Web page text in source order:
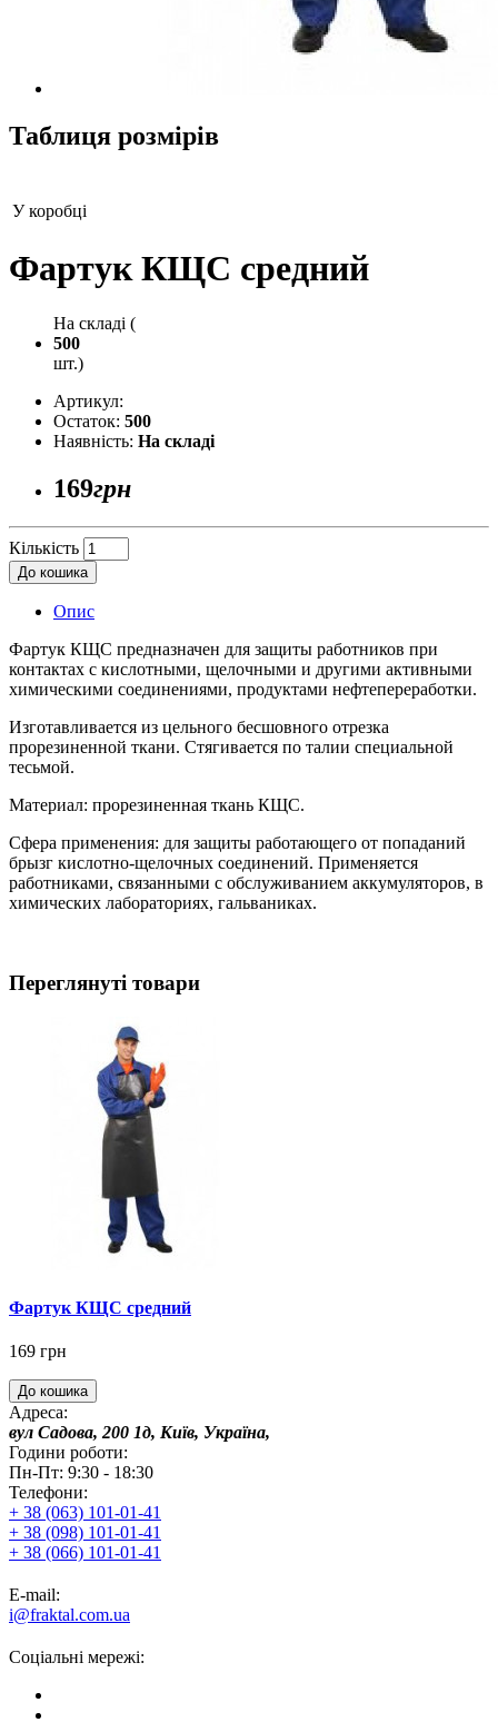
Таблиця розмірів
У коробці
Фартук КЩС средний
На складі (
500
шт.)
Артикул:
Остаток: 500
Наявність: На складі
169грн
Кількість
До кошика
Опис
Фартук КЩС предназначен для защиты работников при
контактах с кислотными, щелочными и другими активными
химическими соединениями, продуктами нефтепереработки.
Изготавливается из цельного бесшовного отрезка
прорезиненной ткани. Стягивается по талии специальной
тесьмой.
Материал: прорезиненная ткань КЩС.
Сфера применения: для защиты работающего от попаданий
брызг кислотно-щелочных соединений. Применяется
работниками, связанными с обслуживанием аккумуляторов, в
химических лабораториях, гальваниках.
Переглянуті товари
Фартук КЩС средний
169 грн
До кошика
Адреса:
вул Садова, 200 1д, Київ, Україна,
Години роботи:
Пн-Пт: 9:30 - 18:30
Телефони:
+ 38 (063) 101-01-41
+ 38 (098) 101-01-41
+ 38 (066) 101-01-41
E-mail:
i@fraktal.com.ua
Соціальні мережі: